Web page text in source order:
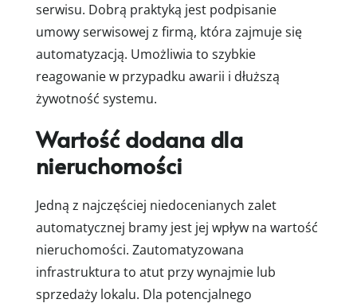
serwisu. Dobrą praktyką jest podpisanie
umowy serwisowej z firmą, która zajmuje się
automatyzacją. Umożliwia to szybkie
reagowanie w przypadku awarii i dłuższą
żywotność systemu.
Wartość dodana dla
nieruchomości
Jedną z najczęściej niedocenianych zalet
automatycznej bramy jest jej wpływ na wartość
nieruchomości. Zautomatyzowana
infrastruktura to atut przy wynajmie lub
sprzedaży lokalu. Dla potencjalnego